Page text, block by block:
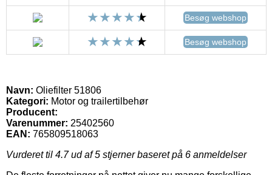
Besøg webshop
Besøg webshop
Navn: Oliefilter 51806
Kategori: Motor og trailertilbehør
Producent:
Varenummer: 25402560
EAN: 765809518063
Vurderet til 4.7ud af 5 stjerner baseret på 6 anmeldelser